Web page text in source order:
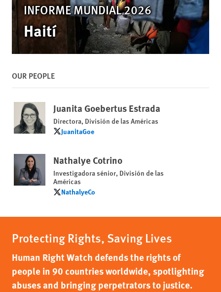
INFORME MUNDIAL 2026
Haití
OUR PEOPLE
Juanita Goebertus Estrada
Directora, División de las Américas
JuanitaGoe
JuanitaGoe
Nathalye Cotrino
Investigadora sénior, División de las
Américas
NathalyeCo
NathalyeCo
Protecting Rights, Saving Lives
Human Right Watch defends the rights of
people in 90 countries worldwide, spotlighting
abuses and bringing perpetrators to justice.